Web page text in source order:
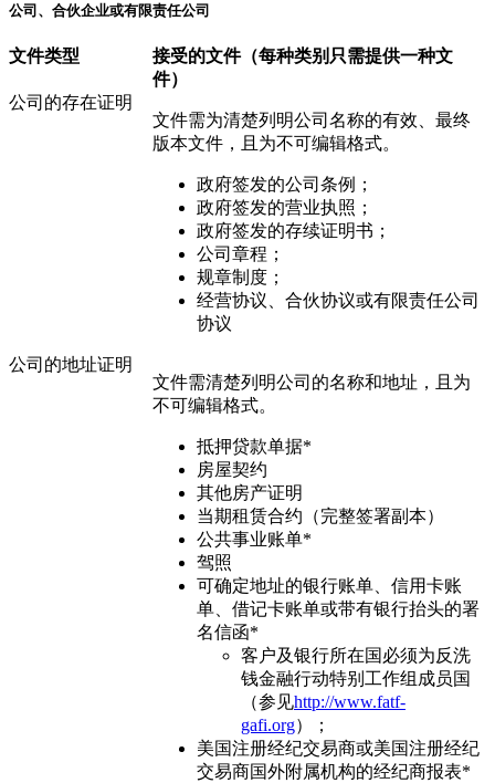
公司、合伙企业或有限责任公司
文件类型 接受的文件（每种类别只需提供一种文
件）
公司的存在证明
文件需为清楚列明公司名称的有效、最终
版本文件，且为不可编辑格式。
政府签发的公司条例；
政府签发的营业执照；
政府签发的存续证明书；
公司章程；
规章制度；
经营协议、合伙协议或有限责任公司
协议
公司的地址证明
文件需清楚列明公司的名称和地址，且为
不可编辑格式。
抵押贷款单据*
房屋契约
其他房产证明
当期租赁合约（完整签署副本）
公共事业账单*
驾照
可确定地址的银行账单、信用卡账
单、借记卡账单或带有银行抬头的署
名信函*
客户及银行所在国必须为反洗
钱金融行动特别工作组成员国
（参见http://www.fatf-
gafi.org）；
美国注册经纪交易商或美国注册经纪
交易商国外附属机构的经纪商报表*